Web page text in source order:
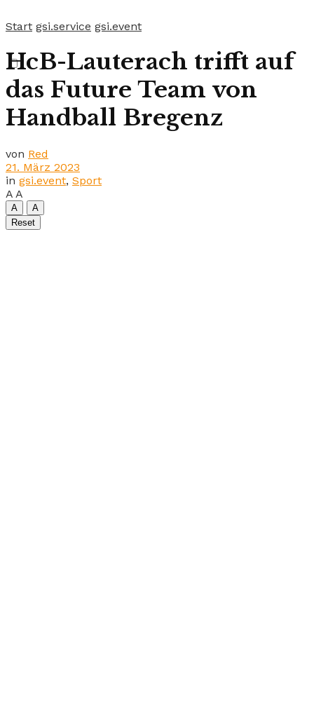
Start gsi.service gsi.event
HcB-Lauterach trifft auf
das Future Team von
Handball Bregenz
von Red
21. März 2023
in gsi.event, Sport
A A
A
A
Reset